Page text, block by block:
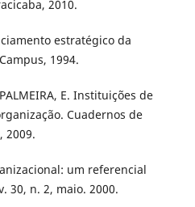
2010.
estratégico da
1994.
E. Instituições de
Cuadernos de
2009.
um referencial
30, n. 2, maio. 2000.